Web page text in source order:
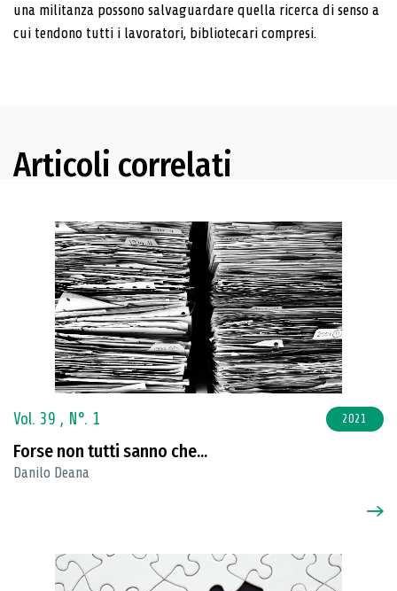
una militanza possono salvaguardare quella ricerca di senso a
cui tendono tutti i lavoratori, bibliotecari compresi.
Articoli correlati
Vol. 39 , N°. 1 2021
Forse non tutti sanno che...
Danilo Deana